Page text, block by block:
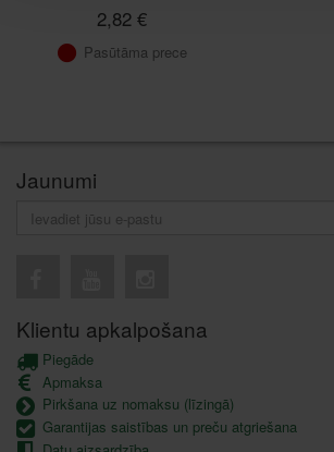
2,82 €
Pasūtāma prece
Jaunumi
Klientu apkalpošana
Piegāde
Apmaksa
Pirkšana uz nomaksu (līzingā)
Garantijas saistības un preču atgriešana